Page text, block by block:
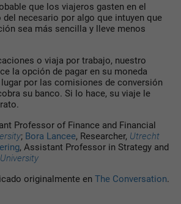
que los viajeros gasten en el
necesario por algo que intuyen que
sea más sencilla y lleve menos
o viaja por trabajo, nuestro
la opción de pagar en su moneda
por las comisiones de conversión
su banco. Si lo hace, su viaje le
Professor of Finance and Financial
; Bora Lancee, Researcher, Utrecht
, Assistant Professor in Strategy and
originalmente en The Conversation.